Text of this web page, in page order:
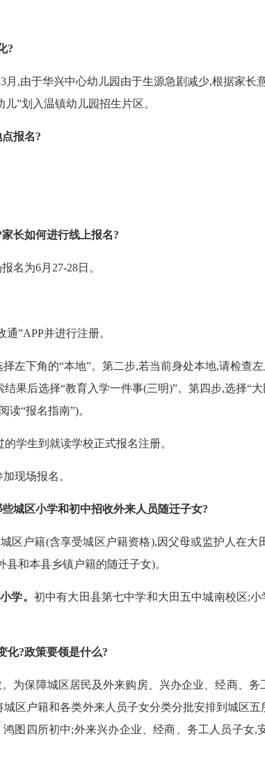
?
月,由于华兴中心幼儿园由于生源急剧减少,根据家
儿”划入温镇幼儿园招生片区。
报名?
长如何进行线 上报名?
名为6月27-28日。
”APP并进行注册。
下角的“本地”。第二步,若当前身处本地,请检查
果后选择“教育入学一件事(三明)”。第四步,选择“
“报名指南”)。
学生到就读学校正式报名注册。
现场报名。
城区小学和初中招收外来人员随迁子女?
区户籍(含享受城区户籍资格),因父母或监护人在
和本县乡镇户籍的随迁子女)。
学。 初中有大田县第七中学和大田五中城南校区;
化?政策要领是什么?
保障城区居民及外来购房、兴办企业、经商、务
区户籍和各类外来人员子女分类分批安排到城区
图四所初中;外来兴办企业、经商、务工人员子女